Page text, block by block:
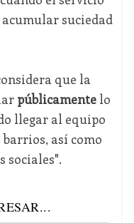
suciedad
que la
públicamentelo
llegar al equipo
barrios, así como
sociales".